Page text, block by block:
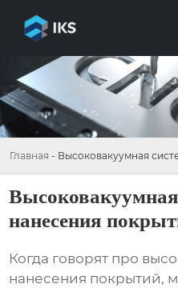
Главная - Высоковакуумная
Высоковакуумная
нанесения
Когда говорят про
нанесения покрытий,